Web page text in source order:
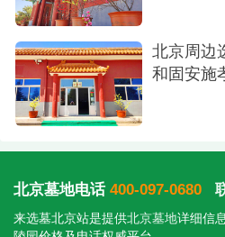
北京周边
和固安施
北京墓地电话 400-097-0680
来选墓北京站是提供北京墓地详细信